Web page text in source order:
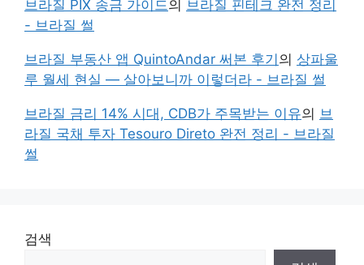
브라질 PIX 송금 가이드의 브라질 핀테크 완전 정리
- 브라질 썰
브라질 부동산 앱 QuintoAndar 써본 후기의 상파울
루 월세 현실 — 살아보니까 이렇더라 - 브라질 썰
브라질 금리 14% 시대, CDB가 주목받는 이유의 브
라질 국채 투자 Tesouro Direto 완전 정리 - 브라질
썰
검색